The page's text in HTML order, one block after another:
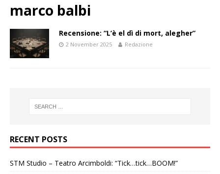
marco balbi
Recensione: “L’è el dì di mort, alegher”
2 November 2025 Redazione
RECENT POSTS
STM Studio – Teatro Arcimboldi: “Tick…tick…BOOM!”